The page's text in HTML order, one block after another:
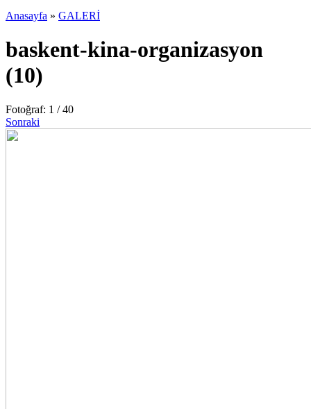
Anasayfa » GALERİ
baskent-kina-organizasyon
(10)
Fotoğraf: 1 / 40
Sonraki